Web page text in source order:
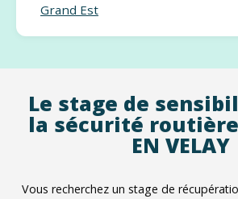
Grand Est
Le stage de
la sécurité routière
EN VELAY
Vous recherchez un stage de